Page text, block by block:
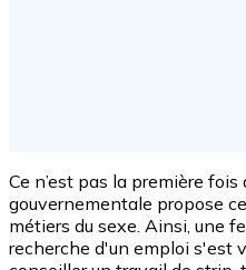
Ce n’est pas la première fois
gouvernementale propose
métiers du sexe. Ainsi, une
recherche d'un emploi s'est